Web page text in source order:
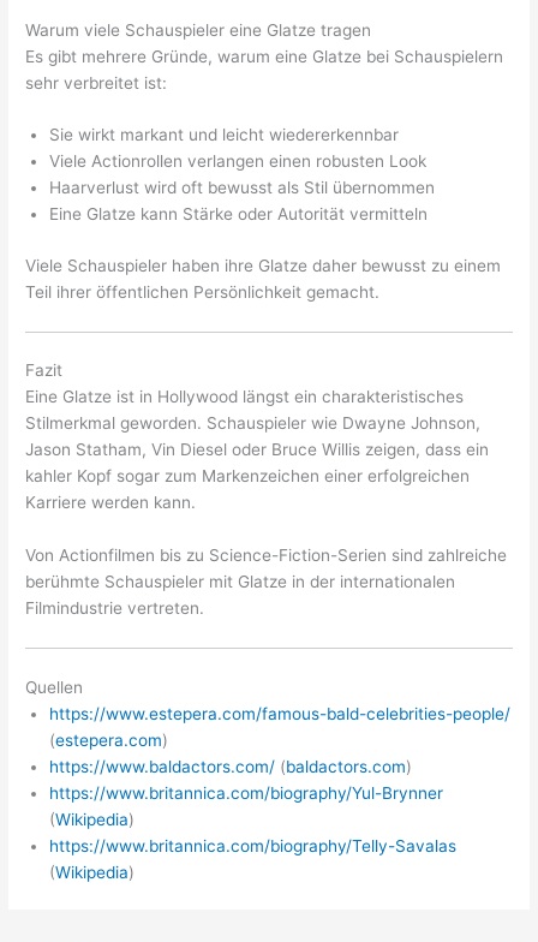
Warum viele Schauspieler eine Glatze tragen
Es gibt mehrere Gründe, warum eine Glatze bei Schauspielern
sehr verbreitet ist:
Sie wirkt markant und leicht wiedererkennbar
Viele Actionrollen verlangen einen robusten Look
Haarverlust wird oft bewusst als Stil übernommen
Eine Glatze kann Stärke oder Autorität vermitteln
Viele Schauspieler haben ihre Glatze daher bewusst zu einem
Teil ihrer öffentlichen Persönlichkeit gemacht.
Fazit
Eine Glatze ist in Hollywood längst ein charakteristisches
Stilmerkmal geworden. Schauspieler wie Dwayne Johnson,
Jason Statham, Vin Diesel oder Bruce Willis zeigen, dass ein
kahler Kopf sogar zum Markenzeichen einer erfolgreichen
Karriere werden kann.
Von Actionfilmen bis zu Science-Fiction-Serien sind zahlreiche
berühmte Schauspieler mit Glatze in der internationalen
Filmindustrie vertreten.
Quellen
https://www.estepera.com/famous-bald-celebrities-people/
(estepera.com)
https://www.baldactors.com/ (baldactors.com)
https://www.britannica.com/biography/Yul-Brynner
(Wikipedia)
https://www.britannica.com/biography/Telly-Savalas
(Wikipedia)